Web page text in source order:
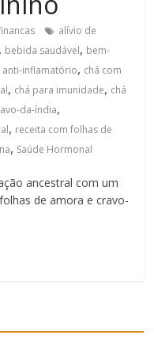
alívio de
, bebida saudável, bem-
anti-inflamatório, chá com
, chá para imunidade, chá
da-índia,
, receita com folhas de
, Saúde Hormonal
ancestral com um
de amora e cravo-